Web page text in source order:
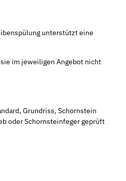
unterstützt eine
im jeweiligen Angebot nicht
Grundriss, Schornstein
oder Schornsteinfeger geprüft